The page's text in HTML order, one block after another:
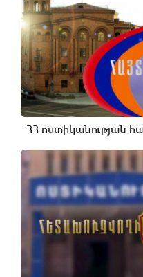
ՀՀ ոստիկանության